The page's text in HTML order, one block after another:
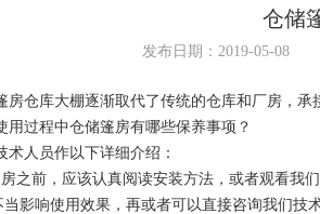
仓储
发布日期：2019-05-08
仓库大棚逐渐取代了传统的仓库和厂房，承
过程中仓储篷房有哪些保养事项？
人员作以下详细介绍：
之前，应该认真阅读安装方法，或者观看我们
响使用效果，再或者可以直接咨询我们技术